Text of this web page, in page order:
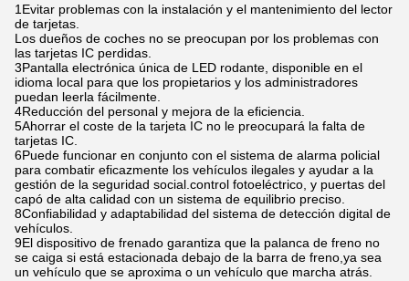
1Evitar problemas con la instalación y el mantenimiento del lector
de tarjetas.
Los dueños de coches no se preocupan por los problemas con
las tarjetas IC perdidas.
3Pantalla electrónica única de LED rodante, disponible en el
idioma local para que los propietarios y los administradores
puedan leerla fácilmente.
4Reducción del personal y mejora de la eficiencia.
5Ahorrar el coste de la tarjeta IC no le preocupará la falta de
tarjetas IC.
6Puede funcionar en conjunto con el sistema de alarma policial
para combatir eficazmente los vehículos ilegales y ayudar a la
gestión de la seguridad social.control fotoeléctrico, y puertas del
capó de alta calidad con un sistema de equilibrio preciso.
8Confiabilidad y adaptabilidad del sistema de detección digital de
vehículos.
9El dispositivo de frenado garantiza que la palanca de freno no
se caiga si está estacionada debajo de la barra de freno,ya sea
un vehículo que se aproxima o un vehículo que marcha atrás.